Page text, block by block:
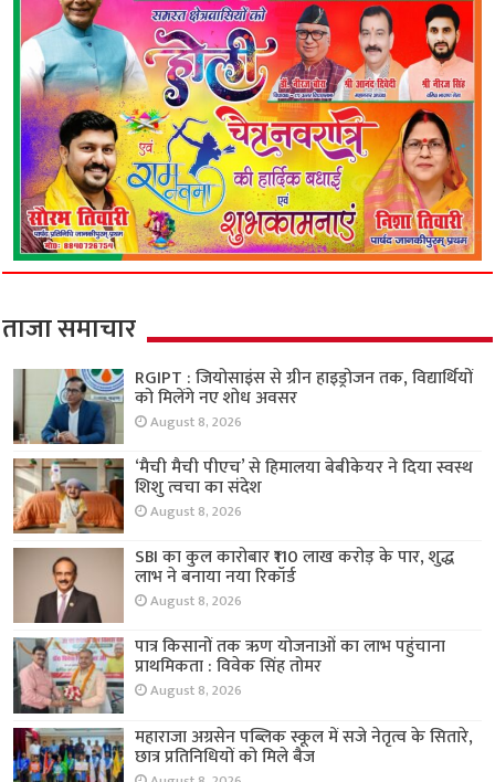
ताजा समाचार
RGIPT : जियोसाइंस से ग्रीन हाइड्रोजन तक, विद्यार्थियों
को मिलेंगे नए शोध अवसर
August 8, 2026
‘मैची मैची पीएच’ से हिमालया बेबीकेयर ने दिया स्वस्थ
शिशु त्वचा का संदेश
August 8, 2026
SBI का कुल कारोबार ₹110 लाख करोड़ के पार, शुद्ध
लाभ ने बनाया नया रिकॉर्ड
August 8, 2026
पात्र किसानों तक ऋण योजनाओं का लाभ पहुंचाना
प्राथमिकता : विवेक सिंह तोमर
August 8, 2026
महाराजा अग्रसेन पब्लिक स्कूल में सजे नेतृत्व के सितारे,
छात्र प्रतिनिधियों को मिले बैज